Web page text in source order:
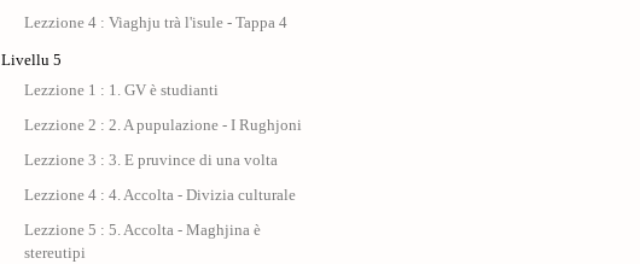
Lezzione 4 : Viaghju trà l'isule - Tappa 4
Livellu 5
Lezzione 1 : 1. GV è studianti
Lezzione 2 : 2. A pupulazione - I Rughjoni
Lezzione 3 : 3. E pruvince di una volta
Lezzione 4 : 4. Accolta - Divizia culturale
Lezzione 5 : 5. Accolta - Maghjina è
stereutipi